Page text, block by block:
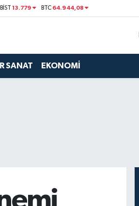
BİST13.779 BTC 64.944,08
SANAT EKONOMİ